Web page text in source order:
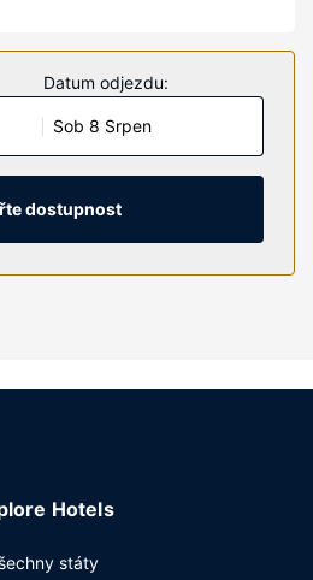
k jejichž vybavení patří dokovací
se budete cítit jako doma.
kanály, vám zajistí dobrou
nabízí vybavení, jehož
toaletní potřeby a
vybavení a služby: telefon,
úschovy notebooku) a psací
s herními automaty a prodej
li hlad, můžete také
Chcete-li si vychutnat svůj
Datum odjezdu:
Sob 8 Srpen
dostupnost
Hotels
státy